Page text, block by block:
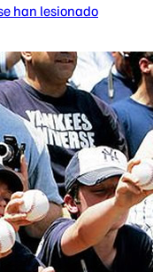
han lesionado